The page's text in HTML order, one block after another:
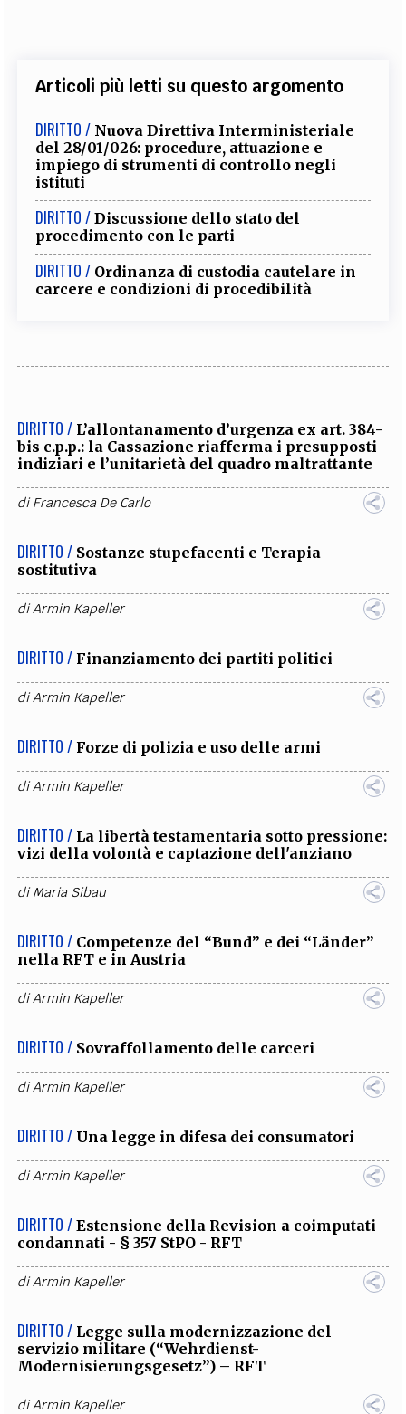
Articoli più letti su questo argomento
DIRITTO / Nuova Direttiva Interministeriale
del 28/01/026: procedure, attuazione e
impiego di strumenti di controllo negli
istituti
DIRITTO / Discussione dello stato del
procedimento con le parti
DIRITTO / Ordinanza di custodia cautelare in
carcere e condizioni di procedibilità
DIRITTO / L’allontanamento d’urgenza ex art. 384-
bis c.p.p.: la Cassazione riafferma i presupposti
indiziari e l’unitarietà del quadro maltrattante
diFrancesca De Carlo
DIRITTO / Sostanze stupefacenti e Terapia
sostitutiva
diArmin Kapeller
DIRITTO / Finanziamento dei partiti politici
diArmin Kapeller
DIRITTO / Forze di polizia e uso delle armi
diArmin Kapeller
DIRITTO / La libertà testamentaria sotto pressione:
vizi della volontà e captazione dell'anziano
diMaria Sibau
DIRITTO / Competenze del “Bund” e dei “Länder”
nella RFT e in Austria
diArmin Kapeller
DIRITTO / Sovraffollamento delle carceri
diArmin Kapeller
DIRITTO / Una legge in difesa dei consumatori
diArmin Kapeller
DIRITTO / Estensione della Revision a coimputati
condannati - § 357 StPO - RFT
diArmin Kapeller
DIRITTO / Legge sulla modernizzazione del
servizio militare (“Wehrdienst-
Modernisierungsgesetz”) – RFT
diArmin Kapeller